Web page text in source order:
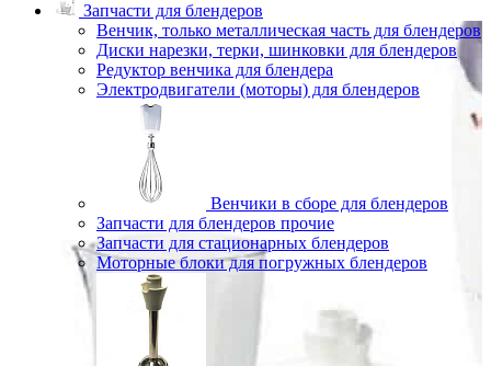
Запчасти для блендеров
Венчик, только металлическая часть для блендеров
Диски нарезки, терки, шинковки для блендеров
Редуктор венчика для блендера
Электродвигатели (моторы) для блендеров
Венчики в сборе для блендеров
Запчасти для блендеров прочие
Запчасти для стационарных блендеров
Моторные блоки для погружных блендеров